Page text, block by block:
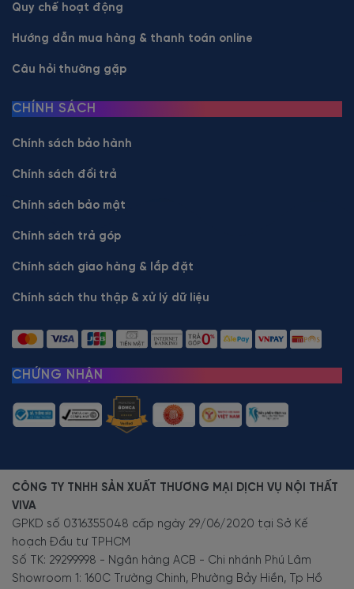
Quy chế hoạt động
Hướng dẫn mua hàng & thanh toán online
Câu hỏi thường gặp
CHÍNH SÁCH
Chính sách bảo hành
Chính sách đổi trả
Chính sách bảo mật
Chính sách trả góp
Chính sách giao hàng & lắp đặt
Chính sách thu thập & xử lý dữ liệu
CHỨNG NHẬN
CÔNG TY TNHH SẢN XUẤT THƯƠNG MẠI DỊCH VỤ NỘI THẤT
VIVA
GPKD số 0316355048 cấp ngày 29/06/2020 tại Sở Kế
hoạch Đầu tư TPHCM
Số TK: 29299998 - Ngân hàng ACB - Chi nhánh Phú Lâm
Showroom 1: 160C Trường Chinh, Phường Bảy Hiền, Tp Hồ